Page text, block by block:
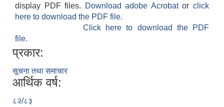
display PDF files.
Download adobe Acrobatorclick
here to download the PDF file.
Click here to download the PDF
file.
प्रकार:
सूचना तथा समाचार
आर्थिक वर्ष:
८२/८३